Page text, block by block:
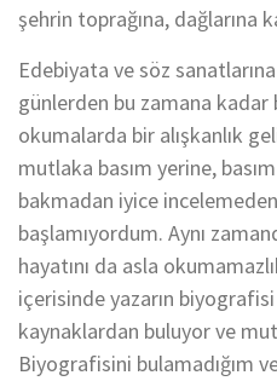
şehrin toprağına, dağlarına
Edebiyata ve söz
günlerden bu zamana
okumalarda bir alışkanlık
mutlaka basım yerine,
bakmadan iyice
başlamıyordum. Aynı
hayatını da asla
içerisinde yazarın
kaynaklardan buluyor ve
Biyografisini bulamadığım